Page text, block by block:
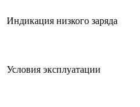
Индикация низкого заряда
Условия эксплуатации